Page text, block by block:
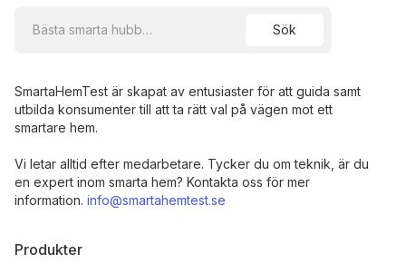
Produkter
SmartaHemTest är skapat av entusiaster för att guida samt
utbilda konsumenter till att ta rätt val på vägen mot ett
smartare hem.
Vi letar alltid efter medarbetare. Tycker du om teknik, är du
en expert inom smarta hem? Kontakta oss för mer
information. info@smartahemtest.se